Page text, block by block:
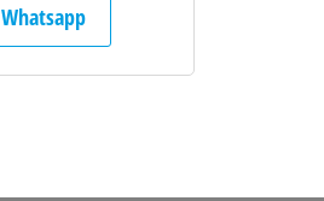
Whatsapp